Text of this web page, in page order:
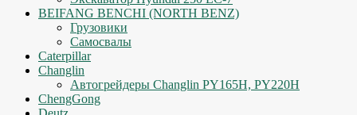
BEIFANG BENCHI (NORTH BENZ)
Грузовики
Самосвалы
Caterpillar
Changlin
Автогрейдеры Changlin PY165H, PY220H
ChengGong